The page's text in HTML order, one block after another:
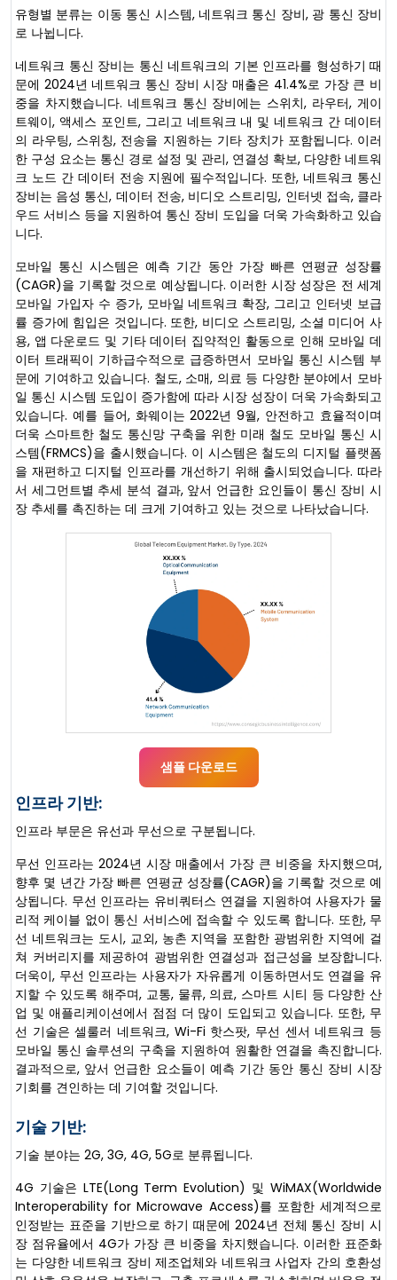
유형별 분류는 이동 통신 시스템, 네트워크 통신 장비, 광 통신 장비
로 나뉩니다.
네트워크 통신 장비는 통신 네트워크의 기본 인프라를 형성하기 때
문에 2024년 네트워크 통신 장비 시장 매출은 41.4%로 가장 큰 비
중을 차지했습니다. 네트워크 통신 장비에는 스위치, 라우터, 게이
트웨이, 액세스 포인트, 그리고 네트워크 내 및 네트워크 간 데이터
의 라우팅, 스위칭, 전송을 지원하는 기타 장치가 포함됩니다. 이러
한 구성 요소는 통신 경로 설정 및 관리, 연결성 확보, 다양한 네트워
크 노드 간 데이터 전송 지원에 필수적입니다. 또한, 네트워크 통신
장비는 음성 통신, 데이터 전송, 비디오 스트리밍, 인터넷 접속, 클라
우드 서비스 등을 지원하여 통신 장비 도입을 더욱 가속화하고 있습
니다.
모바일 통신 시스템은 예측 기간 동안 가장 빠른 연평균 성장률
(CAGR)을 기록할 것으로 예상됩니다. 이러한 시장 성장은 전 세계
모바일 가입자 수 증가, 모바일 네트워크 확장, 그리고 인터넷 보급
률 증가에 힘입은 것입니다. 또한, 비디오 스트리밍, 소셜 미디어 사
용, 앱 다운로드 및 기타 데이터 집약적인 활동으로 인해 모바일 데
이터 트래픽이 기하급수적으로 급증하면서 모바일 통신 시스템 부
문에 기여하고 있습니다. 철도, 소매, 의료 등 다양한 분야에서 모바
일 통신 시스템 도입이 증가함에 따라 시장 성장이 더욱 가속화되고
있습니다. 예를 들어, 화웨이는 2022년 9월, 안전하고 효율적이며
더욱 스마트한 철도 통신망 구축을 위한 미래 철도 모바일 통신 시
스템(FRMCS)을 출시했습니다. 이 시스템은 철도의 디지털 플랫폼
을 재편하고 디지털 인프라를 개선하기 위해 출시되었습니다. 따라
서 세그먼트별 추세 분석 결과, 앞서 언급한 요인들이 통신 장비 시
장 추세를 촉진하는 데 크게 기여하고 있는 것으로 나타났습니다.
샘플 다운로드
인프라 기반:
인프라 부문은 유선과 무선으로 구분됩니다.
무선 인프라는 2024년 시장 매출에서 가장 큰 비중을 차지했으며,
향후 몇 년간 가장 빠른 연평균 성장률(CAGR)을 기록할 것으로 예
상됩니다. 무선 인프라는 유비쿼터스 연결을 지원하여 사용자가 물
리적 케이블 없이 통신 서비스에 접속할 수 있도록 합니다. 또한, 무
선 네트워크는 도시, 교외, 농촌 지역을 포함한 광범위한 지역에 걸
쳐 커버리지를 제공하여 광범위한 연결성과 접근성을 보장합니다.
더욱이, 무선 인프라는 사용자가 자유롭게 이동하면서도 연결을 유
지할 수 있도록 해주며, 교통, 물류, 의료, 스마트 시티 등 다양한 산
업 및 애플리케이션에서 점점 더 많이 도입되고 있습니다. 또한, 무
선 기술은 셀룰러 네트워크, Wi-Fi 핫스팟, 무선 센서 네트워크 등
모바일 통신 솔루션의 구축을 지원하여 원활한 연결을 촉진합니다.
결과적으로, 앞서 언급한 요소들이 예측 기간 동안 통신 장비 시장
기회를 견인하는 데 기여할 것입니다.
기술 기반:
기술 분야는 2G, 3G, 4G, 5G로 분류됩니다.
4G 기술은 LTE(Long Term Evolution) 및 WiMAX(Worldwide
Interoperability for Microwave Access)를 포함한 세계적으로
인정받는 표준을 기반으로 하기 때문에 2024년 전체 통신 장비 시
장 점유율에서 4G가 가장 큰 비중을 차지했습니다. 이러한 표준화
는 다양한 네트워크 장비 제조업체와 네트워크 사업자 간의 호환성